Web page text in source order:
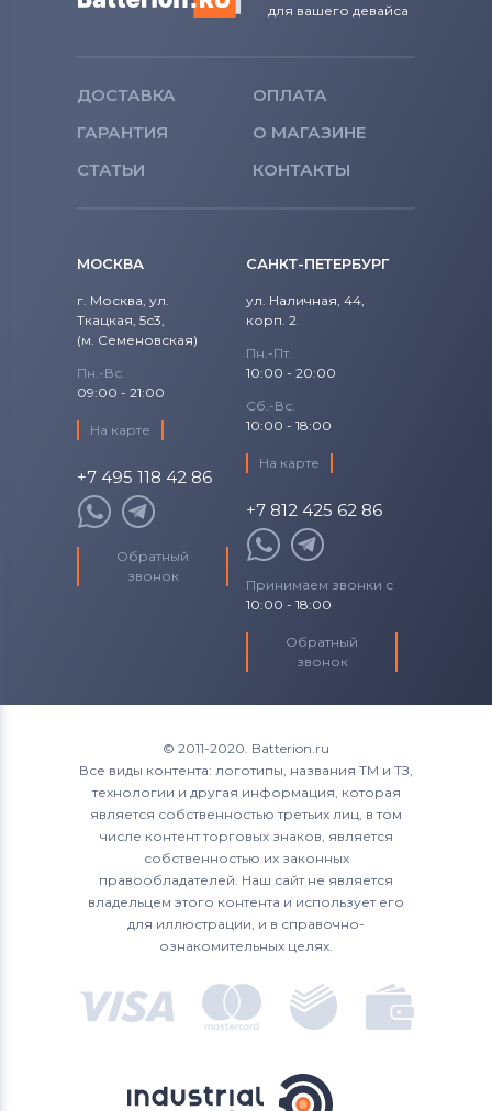
для вашего девайса
ДОСТАВКА
ОПЛАТА
ГАРАНТИЯ
О МАГАЗИНЕ
СТАТЬИ
КОНТАКТЫ
МОСКВА
г. Москва, ул.
Ткацкая, 5с3,
(м. Семеновская)
Пн.-Вс.
09:00 - 21:00
На карте
+7 495 118 42 86
Обратный
звонок
САНКТ-ПЕТЕРБУРГ
ул. Наличная, 44,
корп. 2
Пн.-Пт.
10:00 - 20:00
Сб.-Вс.
10:00 - 18:00
На карте
+7 812 425 62 86
Принимаем звонки с
10:00 - 18:00
Обратный
звонок
© 2011-2020. Batterion.ru
Все виды контента: логотипы, названия ТМ и ТЗ,
технологии и другая информация, которая
является собственностью третьих лиц, в том
числе контент торговых знаков, является
собственностью их законных
правообладателей. Наш сайт не является
владельцем этого контента и использует его
для иллюстрации, и в справочно-
ознакомительных целях.